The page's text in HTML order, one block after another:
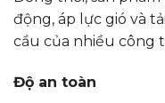
động, áp lực gió và
cầu của nhiều công
Độ an toàn